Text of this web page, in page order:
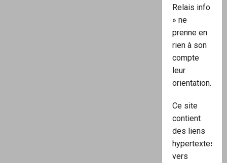
Relais info
» ne
prenne en
rien à son
compte
leur
orientation.
Ce site
contient
des liens
hypertextes
vers